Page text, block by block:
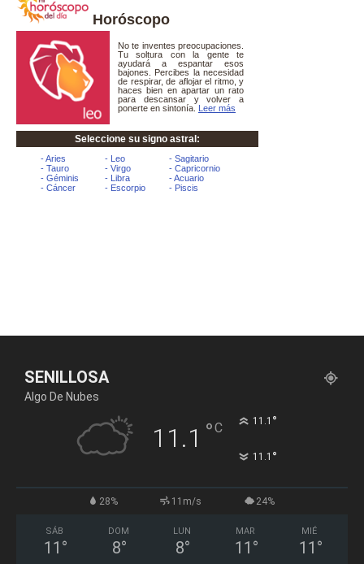
Horóscopo
SENILLOSA
Algo De Nubes
11.1 °C 11.1 °
11.1 °
28% 11m/s 24%
SÁB
11 °
DOM
8°
LUN
8°
MAR
11 °
MIÉ
11 °